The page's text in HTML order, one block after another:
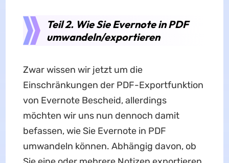
Teil 2. Wie Sie Evernote in PDF
umwandeln/exportieren
Zwar wissen wir jetzt um die
Einschränkungen der PDF-Exportfunktion
von Evernote Bescheid, allerdings
möchten wir uns nun dennoch damit
befassen, wie Sie Evernote in PDF
umwandeln können. Abhängig davon, ob